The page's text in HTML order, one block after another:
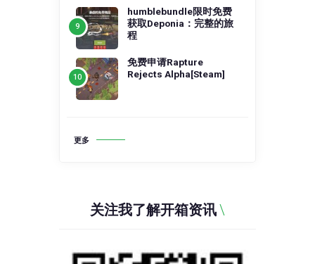
humblebundle限时免费
获取Deponia：完整的旅
程
免费申请Rapture
Rejects Alpha[Steam]
更多
关注我了解开箱资讯